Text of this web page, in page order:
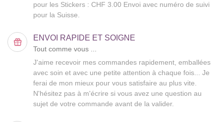
pour les Stickers : CHF 3.00 Envoi avec numéro de suivi
pour la Suisse.
ENVOI RAPIDE ET SOIGNE
Tout comme vous ...
J'aime recevoir mes commandes rapidement, emballées
avec soin et avec une petite attention à chaque fois... Je
ferai de mon mieux pour vous satisfaire au plus vite.
N'hésitez pas à m'écrire si vous avez une question au
sujet de votre commande avant de la valider.